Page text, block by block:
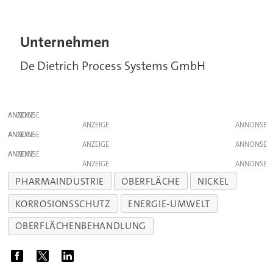
Unternehmen
De Dietrich Process Systems GmbH
ANZEIGE
ANZEIGE
ANZEIGE
ANZEIGE
ANZEIGE
ANZEIGE
PHARMAINDUSTRIE OBERFLÄCHE
NICKEL
KORROSIONSSCHUTZ
ENERGIE-UMWELT
OBERFLÄCHENBEHANDLUNG